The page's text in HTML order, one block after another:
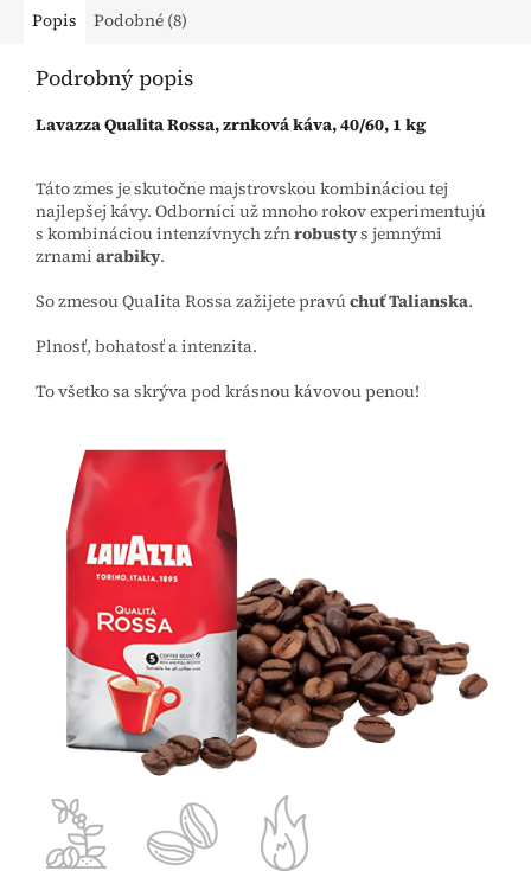
Popis Podobné (8)
Podrobný popis
Lavazza Qualita Rossa, zrnková káva, 40/60, 1 kg
Táto zmes je skutočne majstrovskou kombináciou tej
najlepšej kávy. Odborníci už mnoho rokov experimentujú
s kombináciou intenzívnych zŕnrobustys jemnými
zrnami arabiky.
So zmesou Qualita Rossa zažijete pravúchuť Talianska.
Plnosť, bohatosť a intenzita.
To všetko sa skrýva pod krásnou kávovou penou!